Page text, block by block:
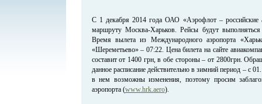
С 1 декабря 2014 года ОАО «Аэрофлот – российские
маршруту Москва-Харьков. Рейсы будут
Время вылета из Международного аэропорта
«Шереметьево» – 07:22. Цена билета на сайте
составит от 1400 грн, в обе стороны – от 2800грн.
данное расписание действительно в зимний период – с
в нем возможны изменения, поэтому просим
аэропорта (www.hrk.aero).